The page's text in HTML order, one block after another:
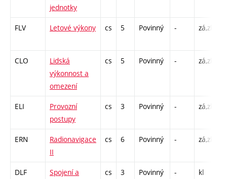
jednotky
FLV Letové výkony cs 5 Povinný - zá,zk
CLO
Lidská
výkonnost a
omezení
cs 5 Povinný - zá,zk
ELI
Provozní
postupy
cs 3 Povinný - zá,zk
ERN
Radionavigace
II
cs 6 Povinný - zá,zk
DLF
Spojení a
cs 3 Povinný - kl